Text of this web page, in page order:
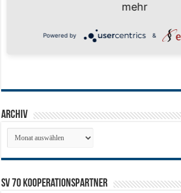
Archiv
Archiv
SV 70 Kooperationspartner
mehr
Powered by &